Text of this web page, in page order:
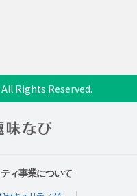
Rights Reserved.